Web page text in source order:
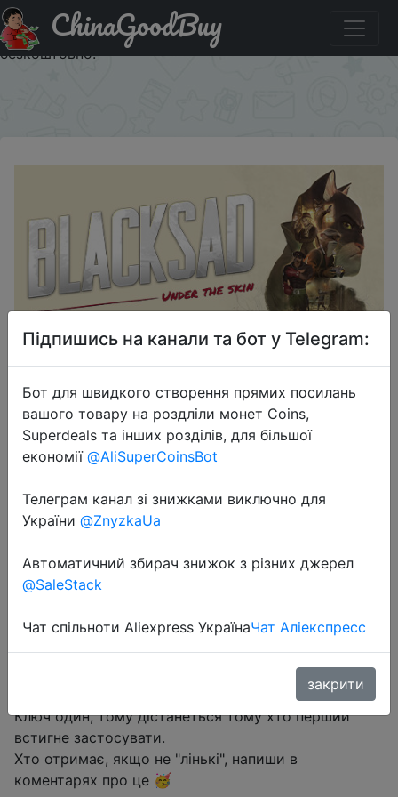
Паридбати з промокодом ML2GY-WBV9N-TIM2L
Blacksad: Under the Skin - 1 ключ активації гри
безкоштовно!
ChinaGoodBuy
Blacksad: Under the Skin - 1 ключ
активації гри безкоштовно!
Free
Промокод: "ML2GY-WBV9N-TIM2L"
Ключ один, тому дістанеться тому хто перший
встигне застосувати.
Хто отримає, якщо не "лінькі", напиши в
коментарях про це 🥳
Підпишись на канали та бот у Telegram:
Бот для швидкого створення прямих посилань
вашого товару на роздліли монет Coins,
Superdeals та інших розділів, для більшої
економії @AliSuperCoinsBot
Телеграм канал зі знижками виключно для
України @ZnyzkaUa
Автоматичний збирач знижок з різних джерел
@SaleStack
Чат спільноти Aliexpress УкраїнаЧат Аліекспресс
закрити